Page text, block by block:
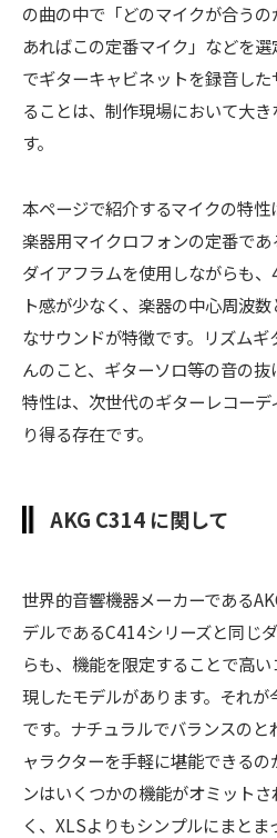
の曲の中で「どのマイクが合う
あればこの定番マイク」などを
でギターキャビネットを録音し
ることは、制作現場において大
す。
本ページで紹介するマイクの特性
楽器用マイクロフォンの定番で
ダイアフラムを使用しながらも
ト感が少なく、楽器の中心周波
なサウンドが特徴です。リズム
んのこと、ギターソロ等の音の
特性は、次世代のギターレコー
り得る存在です。
AKG C314 に関して
世界的音響機器メーカーである
デルであるC414シリーズと同じ
らも、機能を限定することで高
現したモデルがあります。それが
です。ナチュラルでバランスの
ャラクターを手軽に堪能できる
ンはいくつかの機能がオミット
く、XLSよりもシンプルにまとま